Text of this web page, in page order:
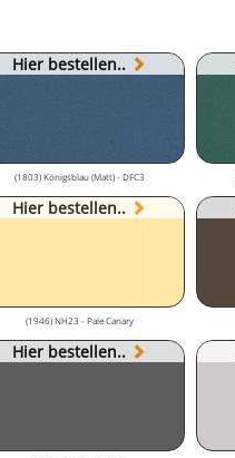
Hier bestellen..
(1803) Königsblau (Matt) - DFC3
Hier bestellen..
(1946) NH23 - Pale Canary
Hier bestellen..